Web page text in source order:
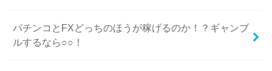
パチンコとFXどっちのほうが稼げるのか！？ギャンブ
ルするなら○○！